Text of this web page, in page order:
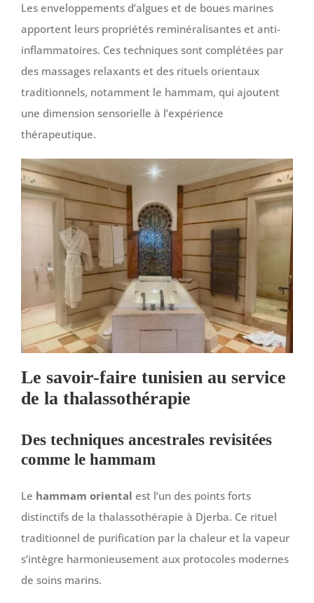
Les enveloppements d’algues et de boues marines
apportent leurs propriétés reminéralisantes et anti-
inflammatoires. Ces techniques sont complétées par
des massages relaxants et des rituels orientaux
traditionnels, notamment le hammam, qui ajoutent
une dimension sensorielle à l’expérience
thérapeutique.
Le savoir-faire tunisien au service
de la thalassothérapie
Des techniques ancestrales revisitées
comme le hammam
Le hammam oriental est l’un des points forts
distinctifs de la thalassothérapie à Djerba. Ce rituel
traditionnel de purification par la chaleur et la vapeur
s’intègre harmonieusement aux protocoles modernes
de soins marins.